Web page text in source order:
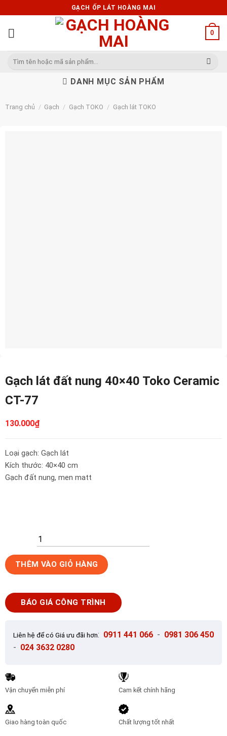
to
content
GẠCH ỐP LÁT HOÀNG MAI
0
Tìm
DANH MỤC SẢN PHẨM
Trang chủ / Gạch / Gạch TOKO / Gạch lát TOKO
Gạch lát đất nung 40×40 Toko Ceramic
CT-77
130.000₫
Loại gạch: Gạch lát
Kích thước: 40×40 cm
Gạch đất nung, men matt
Gạch
lát
nung
40x40
lượng
THÊM VÀO GIỎ HÀNG
BÁO GIÁ CÔNG TRÌNH
Liên hệ để có Giá ưu đãi hơn: 0911 441 066 - 0981 306 450
- 024 3632 0280
Vận chuyển miễn phí
Giao hàng toàn quốc
Cam kết chính hãng
Chất lượng tốt nhất